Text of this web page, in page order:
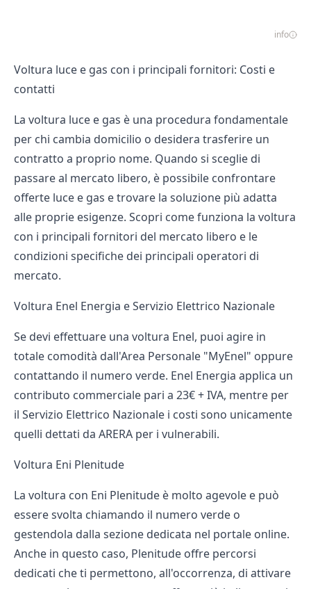
info
Voltura luce e gas con i principali fornitori: Costi e
contatti
La voltura luce e gas è una procedura fondamentale
per chi cambia domicilio o desidera trasferire un
contratto a proprio nome. Quando si sceglie di
passare al mercato libero, è possibile confrontare
offerte luce e gas e trovare la soluzione più adatta
alle proprie esigenze. Scopri come funziona la voltura
con i principali fornitori del mercato libero e le
condizioni specifiche dei principali operatori di
mercato.
Voltura Enel Energia e Servizio Elettrico Nazionale
Se devi effettuare una voltura Enel, puoi agire in
totale comodità dall'Area Personale "MyEnel" oppure
contattando il numero verde. Enel Energia applica un
contributo commerciale pari a 23€ + IVA, mentre per
il Servizio Elettrico Nazionale i costi sono unicamente
quelli dettati da ARERA per i vulnerabili.
Voltura Eni Plenitude
La voltura con Eni Plenitude è molto agevole e può
essere svolta chiamando il numero verde o
gestendola dalla sezione dedicata nel portale online.
Anche in questo caso, Plenitude offre percorsi
dedicati che ti permettono, all'occorrenza, di attivare